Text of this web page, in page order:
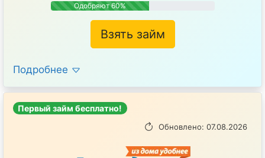
Одобряют 60%
Взять займ
Подробнее
Первый займ бесплатно!
Обновлено: 07.08.2026